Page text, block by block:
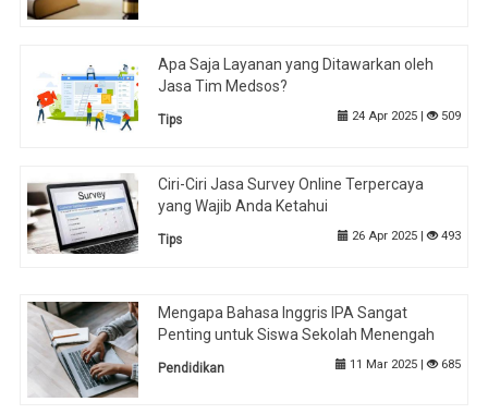
Apa Saja Layanan yang Ditawarkan oleh
Jasa Tim Medsos?
Tips 24 Apr 2025 | 509
Ciri-Ciri Jasa Survey Online Terpercaya
yang Wajib Anda Ketahui
Tips 26 Apr 2025 | 493
Mengapa Bahasa Inggris IPA Sangat
Penting untuk Siswa Sekolah Menengah
Pendidikan 11 Mar 2025 | 685